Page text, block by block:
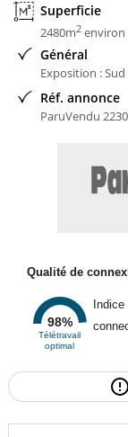
Superficie
2480m2environ
Général
Exposition : Sud
Réf. annonce
ParuVendu
Qualité de
98%
Télétravail
optimal
Indice